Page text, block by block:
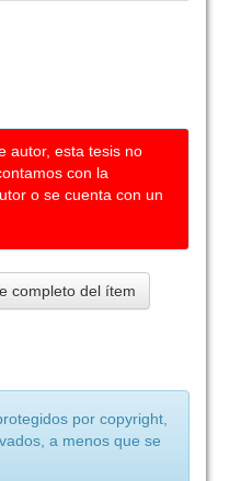
autor, esta tesis no
con la
o se cuenta con un
completo del ítem
por copyright,
a menos que se